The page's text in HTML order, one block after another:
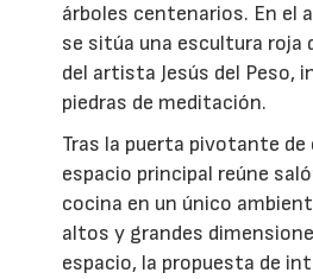
árboles centenarios. En el
se sitúa una escultura roja
del artista Jesús del Peso,
piedras de meditación.
Tras la puerta pivotante de
espacio principal reúne
cocina en un único
altos y grandes
espacio, la propuesta de